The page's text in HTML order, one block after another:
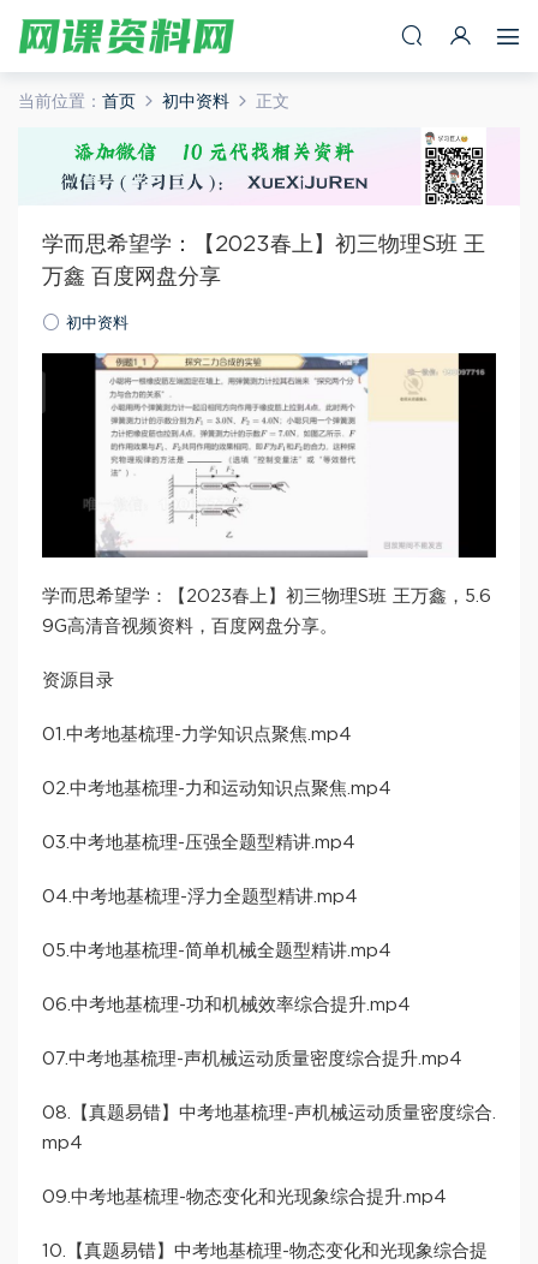
当前位置： 首页 初中资料 正文
学而思希望学：【2023春上】初三物理S班 王
万鑫 百度网盘分享
初中资料
学而思希望学：【2023春上】初三物理S班 王万鑫，5.6
9G高清音视频资料，百度网盘分享。
资源目录
01.中考地基梳理-力学知识点聚焦.mp4
02.中考地基梳理-力和运动知识点聚焦.mp4
03.中考地基梳理-压强全题型精讲.mp4
04.中考地基梳理-浮力全题型精讲.mp4
05.中考地基梳理-简单机械全题型精讲.mp4
06.中考地基梳理-功和机械效率综合提升.mp4
07.中考地基梳理-声机械运动质量密度综合提升.mp4
08.【真题易错】中考地基梳理-声机械运动质量密度综合.
mp4
09.中考地基梳理-物态变化和光现象综合提升.mp4
10.【真题易错】中考地基梳理-物态变化和光现象综合提